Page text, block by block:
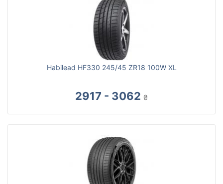
Habilead HF330 245/45 ZR18 100W XL
2917 - 3062 ₴